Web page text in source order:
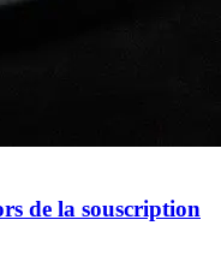
de la souscription